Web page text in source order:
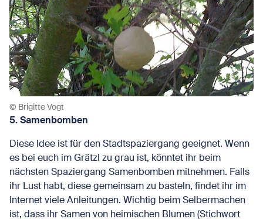
© Brigitte Vogt
5. Samenbomben
Diese Idee ist für den Stadtspaziergang geeignet. Wenn
es bei euch im Grätzl zu grau ist, könntet ihr beim
nächsten Spaziergang Samenbomben mitnehmen. Falls
ihr Lust habt, diese gemeinsam zu basteln, findet ihr im
Internet viele Anleitungen. Wichtig beim Selbermachen
ist, dass ihr Samen von heimischen Blumen (Stichwort